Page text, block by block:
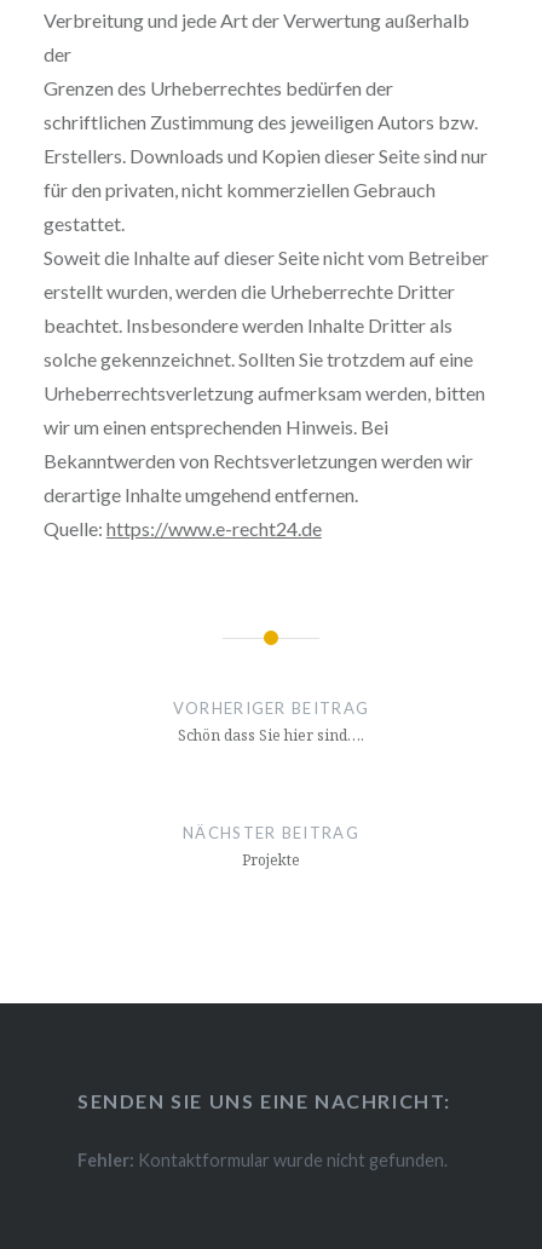
Verbreitung und jede Art der Verwertung außerhalb
der
Grenzen des Urheberrechtes bedürfen der
schriftlichen Zustimmung des jeweiligen Autors bzw.
Erstellers. Downloads und Kopien dieser Seite sind nur
für den privaten, nicht kommerziellen Gebrauch
gestattet.
Soweit die Inhalte auf dieser Seite nicht vom Betreiber
erstellt wurden, werden die Urheberrechte Dritter
beachtet. Insbesondere werden Inhalte Dritter als
solche gekennzeichnet. Sollten Sie trotzdem auf eine
Urheberrechtsverletzung aufmerksam werden, bitten
wir um einen entsprechenden Hinweis. Bei
Bekanntwerden von Rechtsverletzungen werden wir
derartige Inhalte umgehend entfernen.
Quelle: https://www.e-recht24.de
Beitragsnavigation
VORHERIGER BEITRAG
Schön dass Sie hier sind….
NÄCHSTER BEITRAG
Projekte
SENDEN SIE UNS EINE NACHRICHT:
Fehler: Kontaktformular wurde nicht gefunden.